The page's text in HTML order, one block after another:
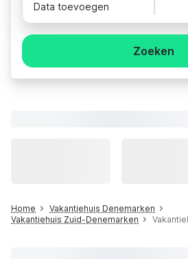
Data toevoegen
Zoeken
Home
Vakantiehuis Denemarken
Vakantiehuis Zuid-Denemarken